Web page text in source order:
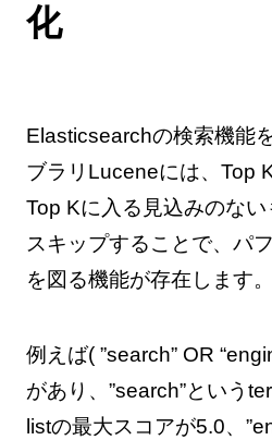
化
Elasticsearchの検索機能
ブラリLuceneには、Top
Top Kに入る見込みのな
スキップすることで、パ
を図る機能が存在します。
例えば( ”search” OR
があり、”search”という
listの最大スコアが5.0、